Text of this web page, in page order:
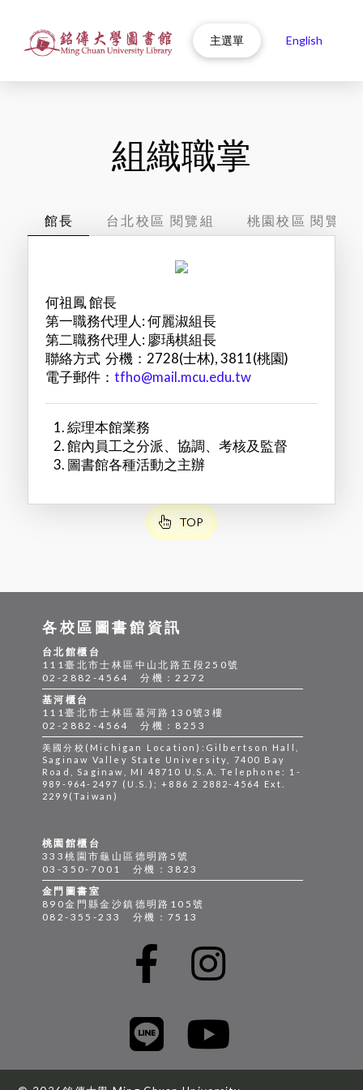
主選單 English
組織職掌
館長 台北校區 閱覽組 桃園校區 閱覽組
何祖鳳 館長
第一職務代理人: 何麗淑組長
第二職務代理人: 廖瑀棋組長
聯絡方式 分機：2728(士林), 3811(桃園)
電子郵件： tfho@mail.mcu.edu.tw
綜理本館業務
館內員工之分派、協調、考核及監督
圖書館各種活動之主辦
TOP
桃園館櫃台
333桃園市龜山區德明路5號
03-350-7001 分機：3823
金門圖書室
890金門縣金沙鎮德明路105號
082-355-233 分機：7513
各校區圖書館資訊
台北館櫃台
111臺北市士林區中山北路五段250號
02-2882-4564 分機：2272
基河櫃台
111臺北市士林區基河路130號3樓
02-2882-4564 分機：8253
美國分校(Michigan Location):Gilbertson Hall,
Saginaw Valley State University, 7400 Bay
Road, Saginaw, MI 48710 U.S.A. Telephone: 1-
989-964-2497 (U.S.); +886 2 2882-4564 Ext.
2299(Taiwan)